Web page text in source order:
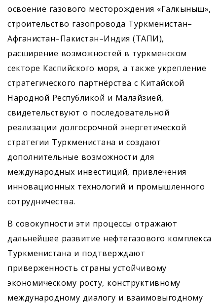
освоение газового месторождения «Галкыныш»,
строительство газопровода Туркменистан–
Афганистан–Пакистан–Индия (ТАПИ),
расширение возможностей в туркменском
секторе Каспийского моря, а также укрепление
стратегического партнёрства с Китайской
Народной Республикой и Малайзией,
свидетельствуют о последовательной
реализации долгосрочной энергетической
стратегии Туркменистана и создают
дополнительные возможности для
международных инвестиций, привлечения
инновационных технологий и промышленного
сотрудничества.
В совокупности эти процессы отражают
дальнейшее развитие нефтегазового комплекса
Туркменистана и подтверждают
приверженность страны устойчивому
экономическому росту, конструктивному
международному диалогу и взаимовыгодному